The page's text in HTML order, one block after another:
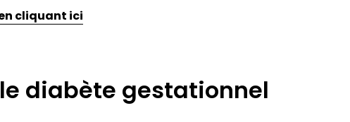
cliquant ici
diabète gestationnel